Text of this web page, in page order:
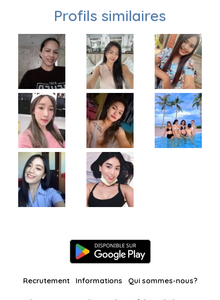
Profils similaires
Recrutement Informations Qui sommes-nous?